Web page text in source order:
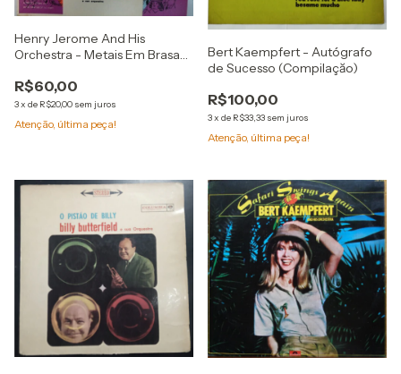
Henry Jerome And His
Orchestra - Metais Em Brasa
R$60,00
3x de R$20,00 sem juros
Atenção, última peça!
Bert Kaempfert - Autógrafo
de Sucesso (Compilaçăo)
R$100,00
3x de R$33,33 sem juros
Atenção, última peça!